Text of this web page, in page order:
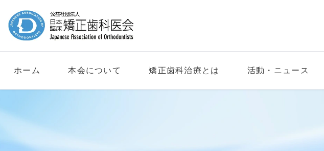
ホーム 本会について 矯正歯科治療とは 活動・ニュース